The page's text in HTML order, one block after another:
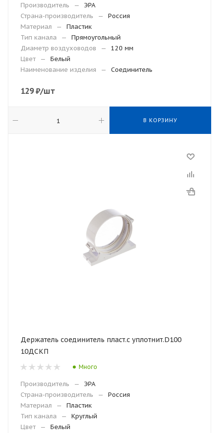
Производитель —
ЭРА
Страна-производитель
—
Россия
Материал
—
Пластик
Тип канала
—
Прямоугольный
Диаметр воздуховодов
—
120 мм
Цвет
—
Белый
Наименование изделия
— Соединитель
129₽/шт
В КОРЗИНУ
Держатель соединитель пласт.с уплотнит.D100
10ДСКП
Много
Производитель —
ЭРА
Страна-производитель
—
Россия
Материал
—
Пластик
Тип канала
—
Круглый
Цвет
—
Белый